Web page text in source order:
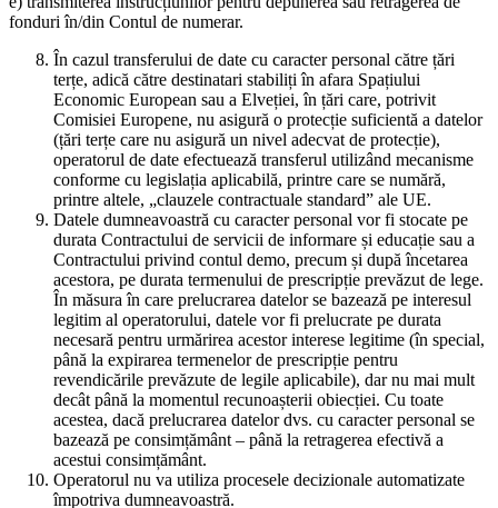
fonduri în/din Contul de numerar.
În cazul transferului de date cu caracter personal către țări
terțe, adică către destinatari stabiliți în afara Spațiului
Economic European sau a Elveției, în țări care, potrivit
Comisiei Europene, nu asigură o protecție suficientă a datelor
(țări terțe care nu asigură un nivel adecvat de protecție),
operatorul de date efectuează transferul utilizând mecanisme
conforme cu legislația aplicabilă, printre care se numără,
printre altele, „clauzele contractuale standard” ale UE.
Datele dumneavoastră cu caracter personal vor fi stocate pe
durata Contractului de servicii de informare și educație sau a
Contractului privind contul demo, precum și după încetarea
acestora, pe durata termenului de prescripție prevăzut de lege.
În măsura în care prelucrarea datelor se bazează pe interesul
legitim al operatorului, datele vor fi prelucrate pe durata
necesară pentru urmărirea acestor interese legitime (în special,
până la expirarea termenelor de prescripție pentru
revendicările prevăzute de legile aplicabile), dar nu mai mult
decât până la momentul recunoașterii obiecției. Cu toate
acestea, dacă prelucrarea datelor dvs. cu caracter personal se
bazează pe consimțământ – până la retragerea efectivă a
acestui consimțământ.
Operatorul nu va utiliza procesele decizionale automatizate
împotriva dumneavoastră.